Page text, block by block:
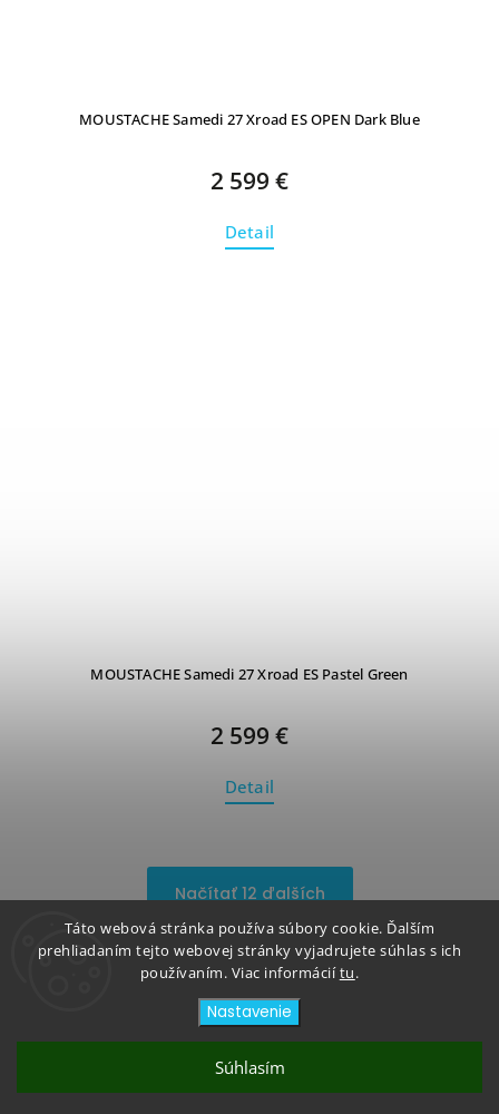
Táto webová stránka používa súbory cookie. Ďalším
prehliadaním tejto webovej stránky vyjadrujete súhlas s ich
používaním. Viac informáciítu.
Nastavenie
Súhlasím
MOUSTACHE Samedi 27 Xroad ES OPEN Dark Blue
2 599 €
Detail
MOUSTACHE Samedi 27 Xroad ES Pastel Green
2 599 €
Detail
Načítať 12 ďalších
1
15
Hore